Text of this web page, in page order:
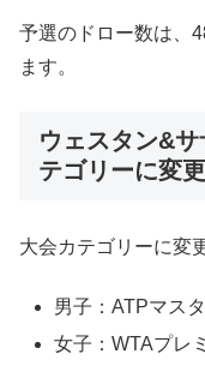
予選のドロー数は、
ます。
ウェスタン&
テゴリーに変
大会カテゴリーに変
男子：ATPマス
女子：WTAプレ